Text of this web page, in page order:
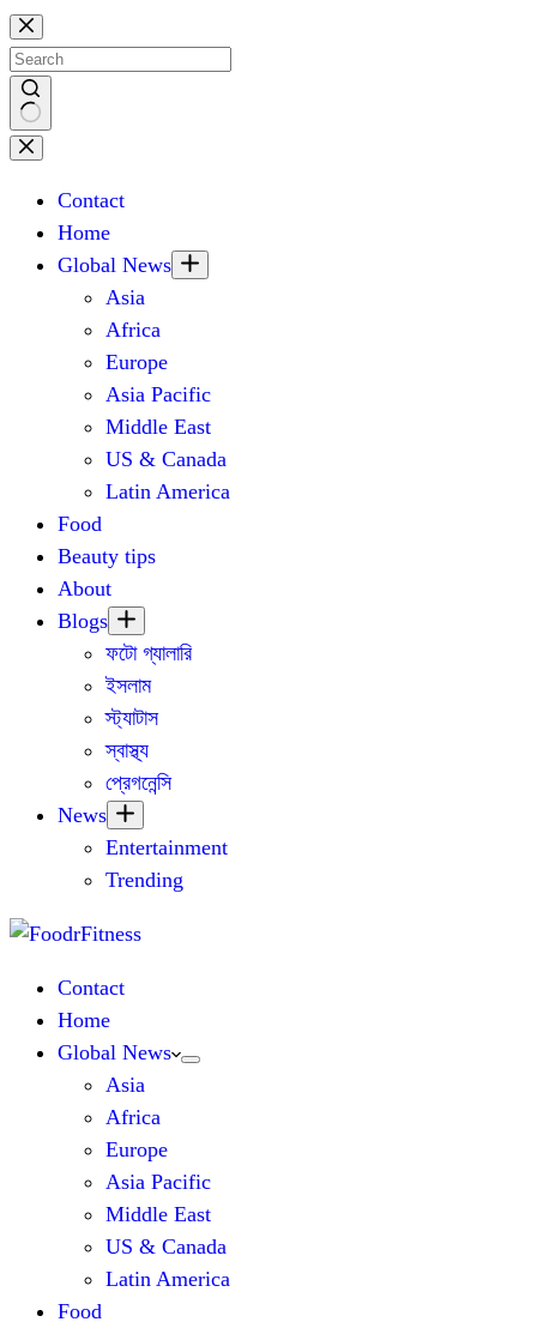
Skip
to
content
No
Contact
Home
Global News
Asia
Africa
Europe
Asia Pacific
Middle East
US & Canada
Latin America
Food
Beauty tips
About
Blogs
ফটো গ্যালারি
ইসলাম
স্ট্যাটাস
স্বাস্থ্য
প্রেগনেন্সি
News
Entertainment
Trending
Contact
Home
Global News
Asia
Africa
Europe
Asia Pacific
Middle East
US & Canada
Latin America
Food